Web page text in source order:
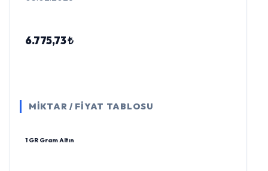
6.775,73 ₺
MİKTAR / FİYAT TABLOSU
1 GR Gram Altın